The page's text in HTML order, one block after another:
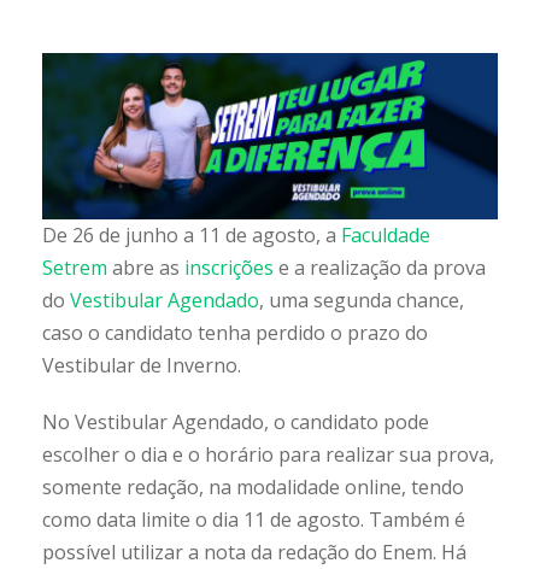
De 26 de junho a 11 de agosto, a Faculdade
Setrem abre as inscrições e a realização da prova
do Vestibular Agendado, uma segunda chance,
caso o candidato tenha perdido o prazo do
Vestibular de Inverno.
No Vestibular Agendado, o candidato pode
escolher o dia e o horário para realizar sua prova,
somente redação, na modalidade online, tendo
como data limite o dia 11 de agosto. Também é
possível utilizar a nota da redação do Enem. Há